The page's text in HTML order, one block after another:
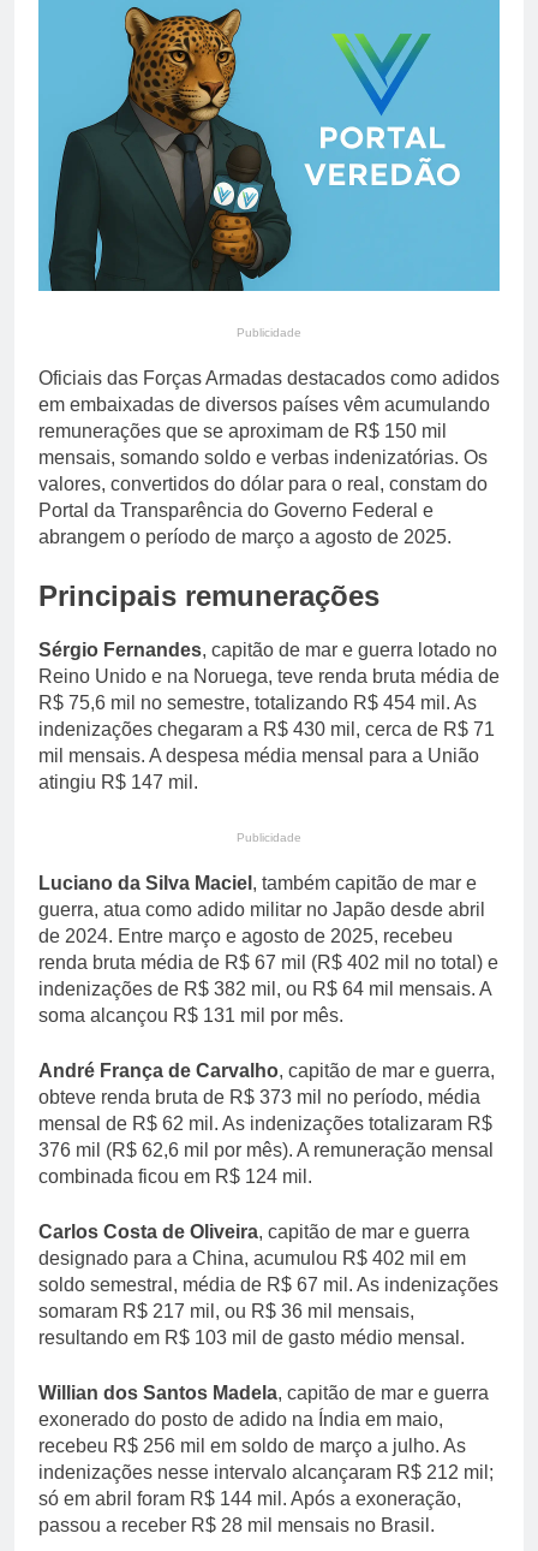
com ações educativas em
toda a cidade
Colheita de café 2026/27
atinge 84% no Brasil;
atraso eleva atenção do
mercado internacional
Publicidade
Oficiais das Forças Armadas destacados como adidos
em embaixadas de diversos países vêm acumulando
remunerações que se aproximam de R$ 150 mil
mensais, somando soldo e verbas indenizatórias. Os
valores, convertidos do dólar para o real, constam do
Portal da Transparência do Governo Federal e
abrangem o período de março a agosto de 2025.
Principais remunerações
Sérgio Fernandes, capitão de mar e guerra lotado no
Reino Unido e na Noruega, teve renda bruta média de
R$ 75,6 mil no semestre, totalizando R$ 454 mil. As
indenizações chegaram a R$ 430 mil, cerca de R$ 71
mil mensais. A despesa média mensal para a União
atingiu R$ 147 mil.
Publicidade
Luciano da Silva Maciel , também capitão de mar e
guerra, atua como adido militar no Japão desde abril
de 2024. Entre março e agosto de 2025, recebeu
renda bruta média de R$ 67 mil (R$ 402 mil no total) e
indenizações de R$ 382 mil, ou R$ 64 mil mensais. A
soma alcançou R$ 131 mil por mês.
André França de Carvalho, capitão de mar e guerra,
obteve renda bruta de R$ 373 mil no período, média
mensal de R$ 62 mil. As indenizações totalizaram R$
376 mil (R$ 62,6 mil por mês). A remuneração mensal
combinada ficou em R$ 124 mil.
Carlos Costa de Oliveira, capitão de mar e guerra
designado para a China, acumulou R$ 402 mil em
soldo semestral, média de R$ 67 mil. As indenizações
somaram R$ 217 mil, ou R$ 36 mil mensais,
resultando em R$ 103 mil de gasto médio mensal.
Willian dos Santos Madela, capitão de mar e guerra
exonerado do posto de adido na Índia em maio,
recebeu R$ 256 mil em soldo de março a julho. As
indenizações nesse intervalo alcançaram R$ 212 mil;
só em abril foram R$ 144 mil. Após a exoneração,
passou a receber R$ 28 mil mensais no Brasil.